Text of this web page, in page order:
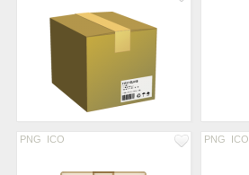
PNG ICO PNG ICO